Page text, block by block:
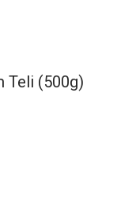
Teli (500g)